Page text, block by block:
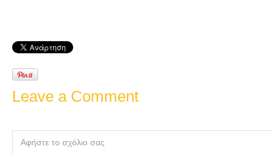
inches
Leave a Comment